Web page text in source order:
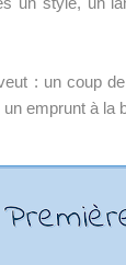
: un coup
emprunt à la